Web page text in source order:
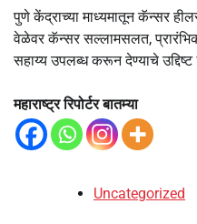
पुणे केंद्राच्या माध्यमातून कॅन्सर
वेळेवर कॅन्सर सल्लामसलत, प्रारंभिक
सहाय्य उपलब्ध करून देण्याचे
महाराष्ट्र रिपोर्टर बातम्या
Uncategorized